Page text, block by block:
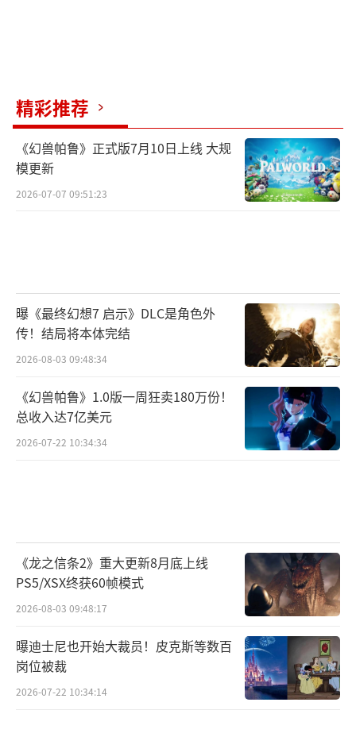
精彩推荐
《幻兽帕鲁》正式版7月10日上线 大规
模更新
2026-07-07 09:51:23
曝《最终幻想7 启示》DLC是角色外
传！结局将本体完结
2026-08-03 09:48:34
《幻兽帕鲁》1.0版一周狂卖180万份！
总收入达7亿美元
2026-07-22 10:34:34
《龙之信条2》重大更新8月底上线
PS5/XSX终获60帧模式
2026-08-03 09:48:17
曝迪士尼也开始大裁员！皮克斯等数百
岗位被裁
2026-07-22 10:34:14